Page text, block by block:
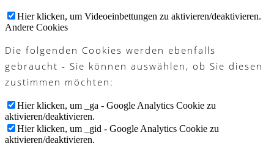
Hier klicken, um Videoeinbettungen zu aktivieren/deaktivieren.
Andere Cookies
Die folgenden Cookies werden ebenfalls
gebraucht - Sie können auswählen, ob Sie diesen
zustimmen möchten:
Hier klicken, um _ga - Google Analytics Cookie zu
aktivieren/deaktivieren.
Hier klicken, um _gid - Google Analytics Cookie zu
aktivieren/deaktivieren.